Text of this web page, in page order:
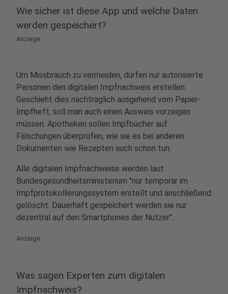
Wie sicher ist diese App und welche Daten
werden gespeichert?
Anzeige
Um Missbrauch zu vermeiden, dürfen nur autorisierte
Personen den digitalen Impfnachweis erstellen.
Geschieht dies nachträglich ausgehend vom Papier-
Impfheft, soll man auch einen Ausweis vorzeigen
müssen. Apotheken sollen Impfbücher auf
Fälschungen überprüfen, wie sie es bei anderen
Dokumenten wie Rezepten auch schon tun.
Alle digitalen Impfnachweise werden laut
Bundesgesundheitsministerium "nur temporär im
Impfprotokollierungssystem erstellt und anschließend
gelöscht. Dauerhaft gespeichert werden sie nur
dezentral auf den Smartphones der Nutzer".
Anzeige
Was sagen Experten zum digitalen
Impfnachweis?